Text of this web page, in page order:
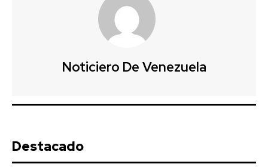
Noticiero De Venezuela
Destacado